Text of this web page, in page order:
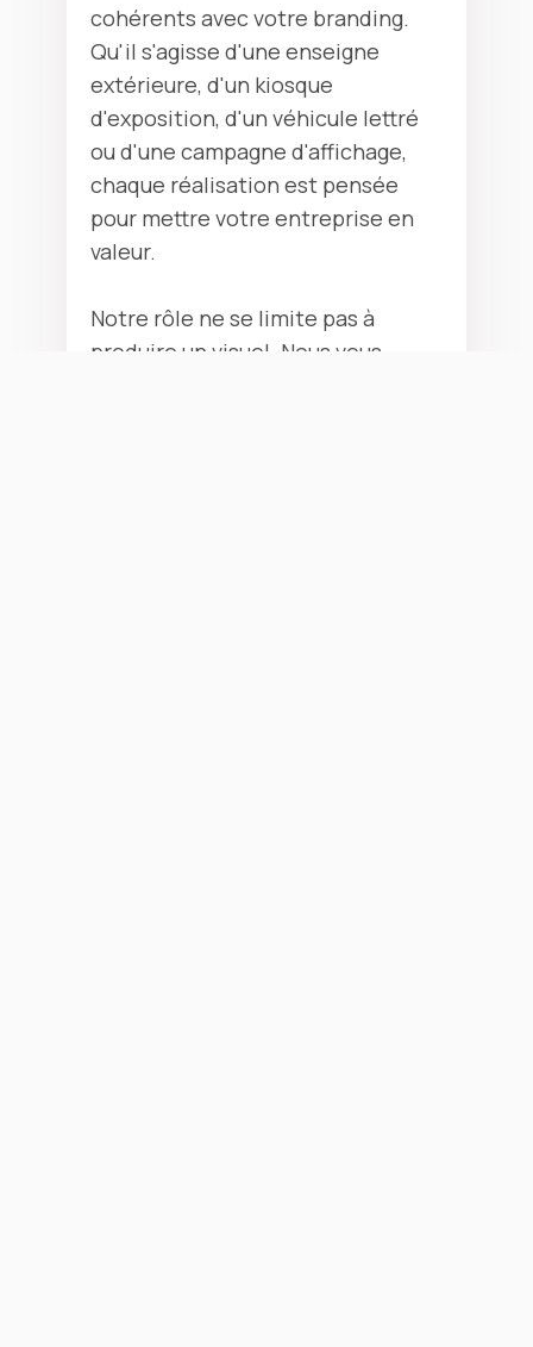
cohérents avec votre branding.
Qu'il s'agisse d'une enseigne
extérieure, d'un kiosque
d'exposition, d'un véhicule lettré
ou d'une campagne d'affichage,
chaque réalisation est pensée
pour mettre votre entreprise en
valeur.
Notre rôle ne se limite pas à
produire un visuel. Nous vous